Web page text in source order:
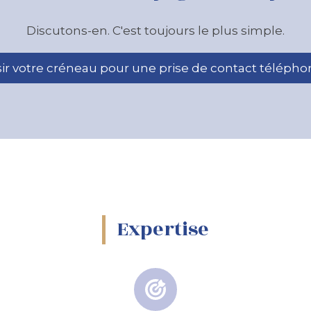
Discutons-en. C'est toujours le plus simple.
votre créneau pour une prise de contact
Expertise